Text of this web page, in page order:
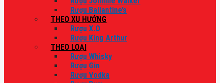
Rượu Ballantine’s
THEO XU HƯỚNG
Rượu X.O
Rượu King Arthur
THEO LOẠI
Rượu Whisky
Rượu Gin
Rượu Vodka